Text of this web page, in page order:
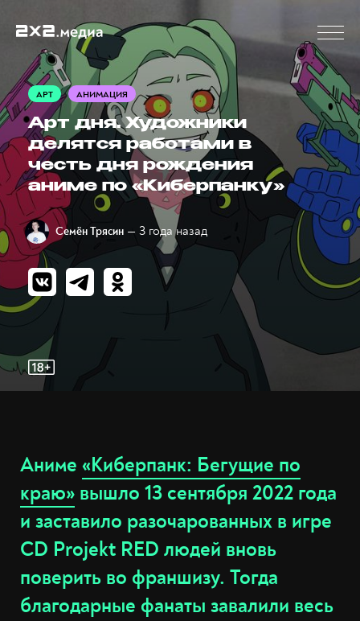
АРТ АНИМАЦИЯ
Арт дня. Художники
делятся работами в
честь дня рождения
аниме по «Киберпанку»
Семён Трясин — 3 года назад
Аниме «Киберпанк: Бегущие по
краю» вышло 13 сентября 2022 года
и заставило разочарованных в игре
CD Projekt RED людей вновь
поверить во франшизу. Тогда
благодарные фанаты завалили весь